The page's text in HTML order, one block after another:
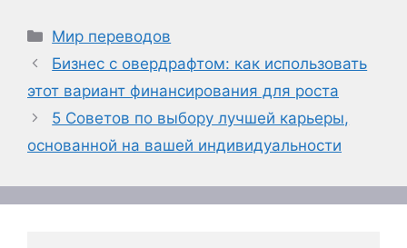
Рубрики
Мир переводов
Бизнес с овердрафтом: как использовать
этот вариант финансирования для роста
5 Советов по выбору лучшей карьеры,
основанной на вашей индивидуальности